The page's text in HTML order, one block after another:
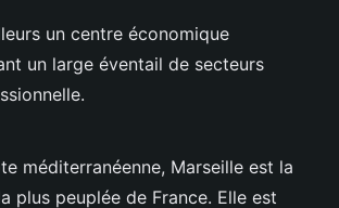
un centre économique
un large éventail de secteurs
méditerranéenne, Marseille est la
plus peuplée de France. Elle est